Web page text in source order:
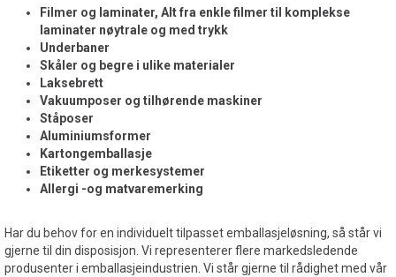
Filmer og laminater, Alt fra enkle filmer til komplekse
laminater nøytrale og med trykk
Underbaner
Skåler og begre i ulike materialer
Laksebrett
Vakuumposer og tilhørende maskiner
Ståposer
Aluminiumsformer
Kartongemballasje
Etiketter og merkesystemer
Allergi -og matvaremerking
Har du behov for en individuelt tilpasset emballasjeløsning, så står vi
gjerne til din disposisjon. Vi representerer flere markedsledende
produsenter i emballasjeindustrien. Vi står gjerne til rådighet med vår